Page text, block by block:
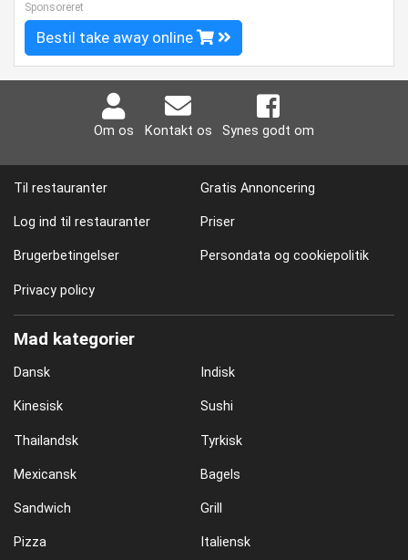
Sponsoreret
Bestil take away online
Om os Kontakt os Synes godt om
Til restauranter Gratis Annoncering
Log ind til restauranter Priser
Brugerbetingelser Persondata og cookiepolitik
Privacy policy
Mad kategorier
Dansk Indisk
Kinesisk Sushi
Thailandsk Tyrkisk
Mexicansk Bagels
Sandwich Grill
Pizza Italiensk